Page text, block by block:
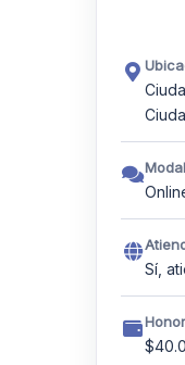
Sí,